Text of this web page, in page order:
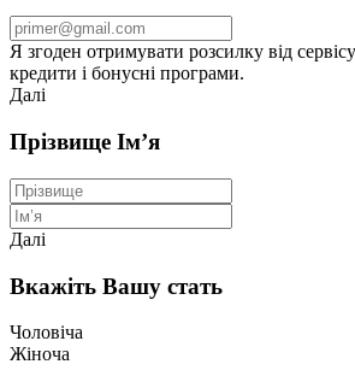
Я згоден отримувати розсилку від
кредити і бонусні програми.
Далі
Прізвище Ім’я
Далі
Вкажіть Вашу стать
Чоловіча
Жіноча